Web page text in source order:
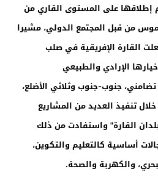
إطلاقها على المستوى القاري من
من قبل المجتمع الدولي، مشيرا
القارة الإفريقية في صلب
الإرادي والطبيعي
جنوب-جنوب وثلاثي الأضلع،
تنفيذ العديد من المشاريع
القارة" واستفادت من ذلك
أساسية كالتعليم والتكوين،
والكهربة والصحة.